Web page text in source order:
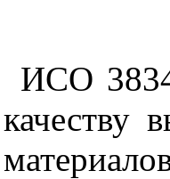
ИСО 3834
качеству